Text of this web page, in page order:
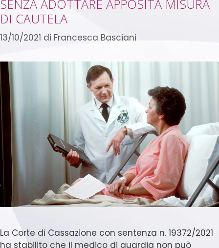
SENZA ADOTTARE APPOSITA MISURA
DI CAUTELA
13/10/2021 di Francesca Basciani
La Corte di Cassazione con sentenza n. 19372/2021
ha stabilito che il medico di guardia non può